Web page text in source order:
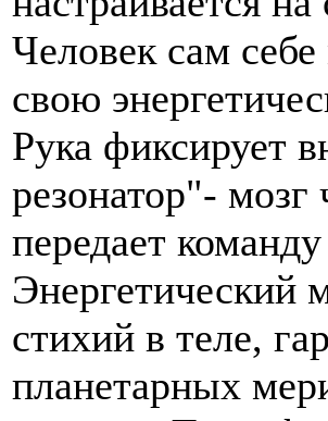
Человек сам
свою
Рука фиксирует
резонатор"- мозг
передает
Энергетический
стихий в теле,
планетарных